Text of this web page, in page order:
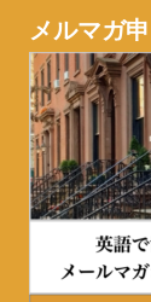
メルマガ